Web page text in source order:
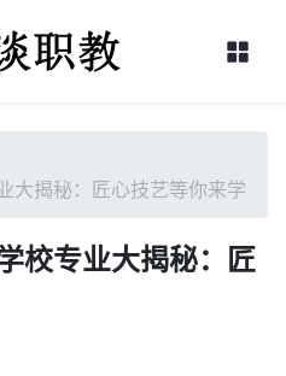
大揭秘：匠心技艺等你来学
校专业大揭秘：匠